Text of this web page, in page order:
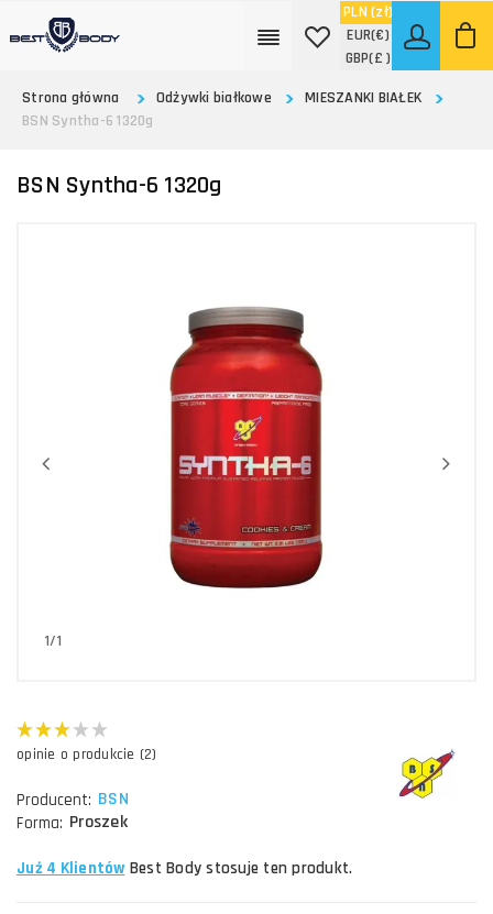
PLN (zł)
EUR(€)
GBP(£ )
Strona główna
Odżywki białkowe
MIESZANKI BIAŁEK
BSN Syntha-6 1320g
BSN Syntha-6 1320g
1/1
opinie o produkcie (2)
Producent: BSN
Forma: Proszek
Już 4 Klientów Best Body stosuje ten produkt.